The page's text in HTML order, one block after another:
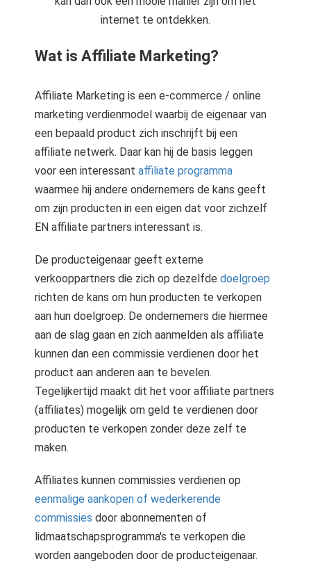
internet te ontdekken.
Wat is Affiliate Marketing?
Affiliate Marketing is een e-commerce / online
marketing verdienmodel waarbij de eigenaar van
een bepaald product zich inschrijft bij een
affiliate netwerk. Daar kan hij de basis leggen
voor een interessant affiliate programma
waarmee hij andere ondernemers de kans geeft
om zijn producten in een eigen dat voor zichzelf
EN affiliate partners interessant is.
De producteigenaar geeft externe
verkooppartners die zich op dezelfde doelgroep
richten de kans om hun producten te verkopen
aan hun doelgroep. De ondernemers die hiermee
aan de slag gaan en zich aanmelden als affiliate
kunnen dan een commissie verdienen door het
product aan anderen aan te bevelen.
Tegelijkertijd maakt dit het voor affiliate partners
(affiliates) mogelijk om geld te verdienen door
producten te verkopen zonder deze zelf te
maken.
Affiliates kunnen commissies verdienen op
eenmalige aankopen of wederkerende
commissies door abonnementen of
lidmaatschapsprogramma's te verkopen die
worden aangeboden door de producteigenaar.